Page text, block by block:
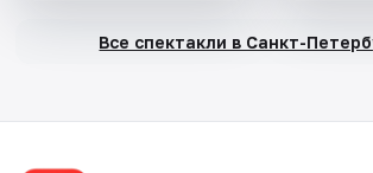
Все спектакли в Санкт-